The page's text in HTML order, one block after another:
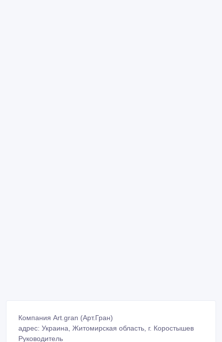
Компания Art.gran (Арт.Гран)
адрес: Украина, Житомирская область, г. Коростышев
Руководитель